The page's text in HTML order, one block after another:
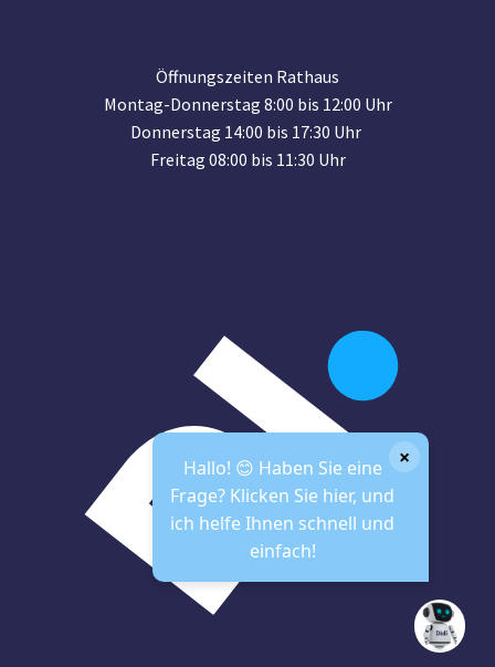
Öffnungszeiten Rathaus
Montag-Donnerstag 8:00 bis 12:00 Uhr
Donnerstag 14:00 bis 17:30 Uhr
Freitag 08:00 bis 11:30 Uhr
Hallo! 😊 Haben Sie eine
Frage? Klicken Sie hier, und
ich helfe Ihnen schnell und
einfach!
×